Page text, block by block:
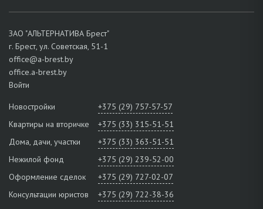
ЗАО "АЛЬТЕРНАТИВА Брест"
г. Брест, ул. Советская, 51-1
office@a-brest.by
office.a-brest.by
Войти
Новостройки
+375 (29) 757-57-57
Квартиры на вторичке
+375 (33) 315-51-51
Дома, дачи, участки
+375 (33) 363-51-51
Нежилой фонд
+375 (29) 239-52-00
Оформление сделок
+375 (29) 727-02-07
Консультации юристов
+375 (29) 722-38-36